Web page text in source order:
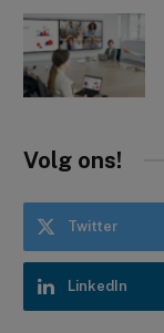
Volg ons!
Twitter
LinkedIn